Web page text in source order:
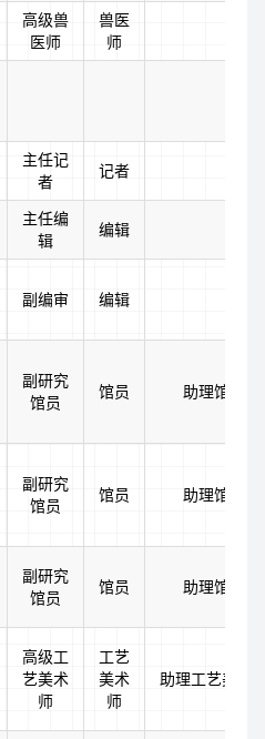
高级兽
医师
兽医
师
主任记
者
记者
主任编
辑
编辑
副编审 编辑
副研究
馆员
馆员 助理馆员
副研究
馆员
馆员 助理馆员
副研究
馆员
馆员 助理馆员
高级工
艺美术
师
工艺
美术
师
助理工艺美术